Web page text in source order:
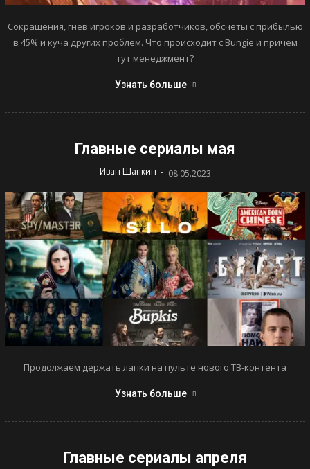
Сокращения, гнев игроков и разработчиков, обсчеты с прибылью
в 45% и куча других проблем. Что происходит с Bungie и причем
тут менеджмент?
Узнать больше
Главные сериалы мая
Иван Шапкин - 08.05.2023
Продолжаем держать лапки на пульте нового ТВ-контента
Узнать больше
Главные сериалы апреля